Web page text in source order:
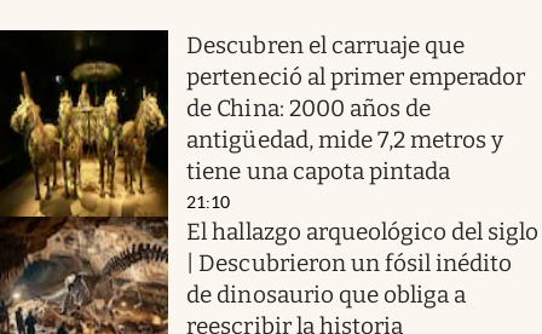
Descubren el carruaje que
perteneció al primer emperador
de China: 2000 años de
antigüedad, mide 7,2 metros y
tiene una capota pintada
21:10
El hallazgo arqueológico del siglo
| Descubrieron un fósil inédito
de dinosaurio que obliga a
reescribir la historia